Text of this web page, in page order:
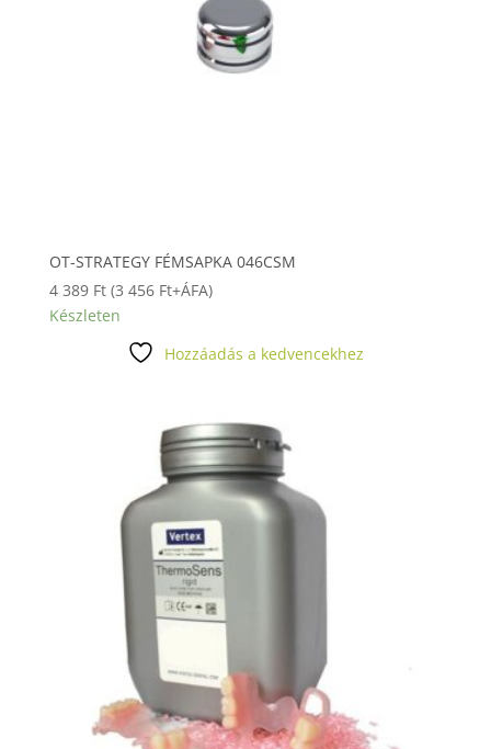
OT-STRATEGY FÉMSAPKA 046CSM
4 389 Ft (3 456 Ft+ÁFA)
Készleten
Hozzáadás a kedvencekhez